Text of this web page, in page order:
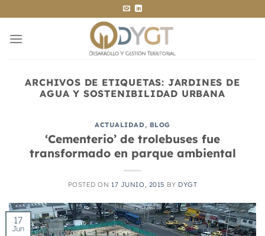
al
contenido
ARCHIVOS DE ETIQUETAS: JARDINES DE
AGUA Y SOSTENIBILIDAD URBANA
ACTUALIDAD, BLOG
‘Cementerio’ de trolebuses fue
transformado en parque ambiental
POSTED ON 17 JUNIO, 2015 BY DYGT
17
Jun